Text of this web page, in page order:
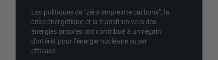
Les politiques de "zéro empreinte carbone", la
crise énergétique et la transition vers des
énergies propres ont contribué à un regain
d'intérêt pour l'énergie nucléaire super
efficace.